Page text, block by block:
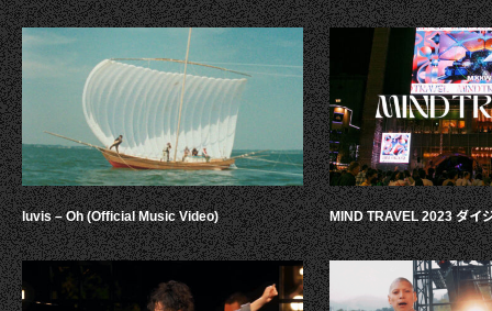
luvis – Oh (Official Music Video) MIND TRAVEL 2023 ダイ